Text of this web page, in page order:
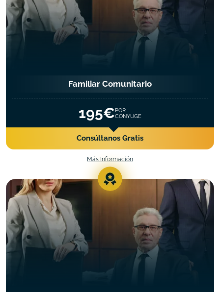
Familiar Comunitario
195€POR
CÓNYUGE
Consúltanos Gratis
Más Información